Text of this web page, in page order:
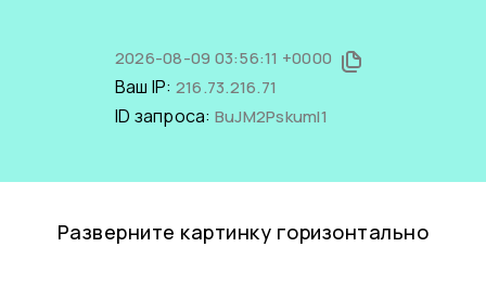
2026-08-09 03:56:11 +0000
Ваш IP: 216.73.216.71
ID запроса: BuJM2PskumI1
Разверните картинку горизонтально